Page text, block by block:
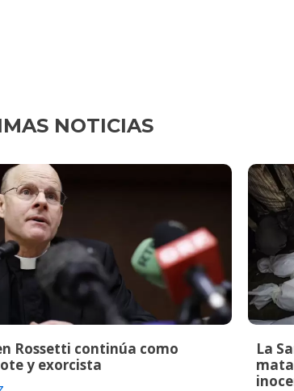
NOTICIAS
Rossetti continúa como
y exorcista
La